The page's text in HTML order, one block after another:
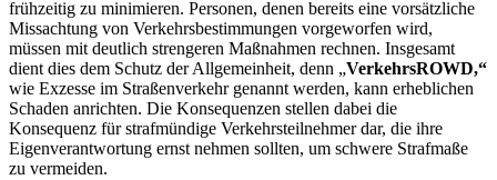
frühzeitig zu minimieren. Personen, denen bereits eine vorsätzliche
Missachtung von Verkehrsbestimmungen vorgeworfen wird,
müssen mit deutlich strengeren Maßnahmen rechnen. Insgesamt
dient dies dem Schutz der Allgemeinheit, denn „VerkehrsROWD,“
wie Exzesse im Straßenverkehr genannt werden, kann erheblichen
Schaden anrichten. Die Konsequenzen stellen dabei die
Konsequenz für strafmündige Verkehrsteilnehmer dar, die ihre
Eigenverantwortung ernst nehmen sollten, um schwere Strafmaße
zu vermeiden.